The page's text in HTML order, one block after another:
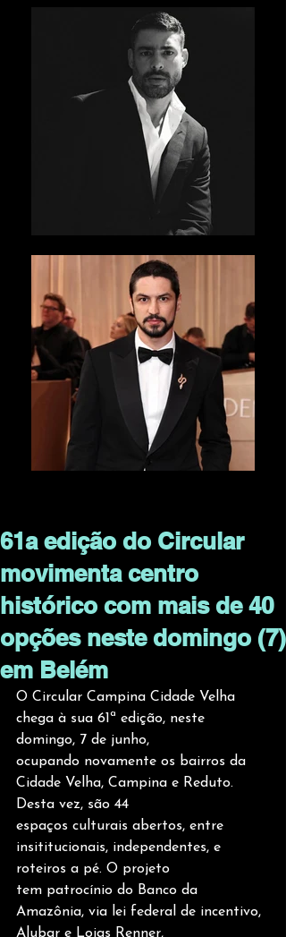
61a edição do Circular
movimenta centro
histórico com mais de 40
opções neste domingo (7)
em Belém
O Circular Campina Cidade Velha
chega à sua 61ª edição, neste
domingo, 7 de junho,
ocupando novamente os bairros da
Cidade Velha, Campina e Reduto.
Desta vez, são 44
espaços culturais abertos, entre
insititucionais, independentes, e
roteiros a pé. O projeto
tem patrocínio do Banco da
Amazônia, via lei federal de incentivo,
Alubar e Lojas Renner,